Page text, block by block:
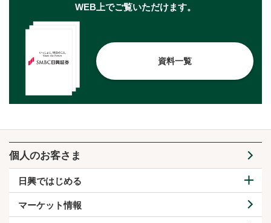
WEB上でご覧いただけます。
資料一覧
個人のお客さま
日興ではじめる
マーケット情報